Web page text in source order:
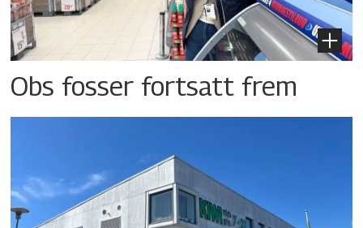
Obs fosser fortsatt frem